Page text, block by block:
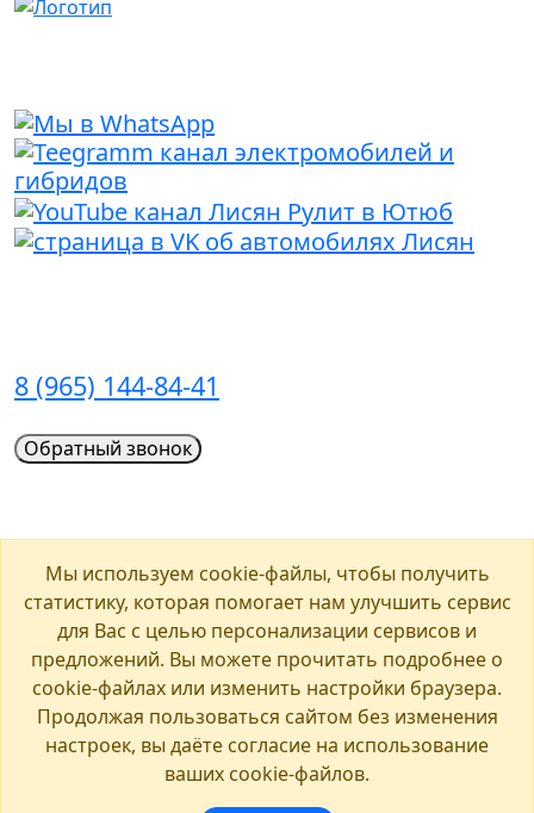
8 (965) 144-84-41
Обратный звонок
сайт носит исключительно информационный характер и ни
при каких условиях не является публичной офертой,
определяемой положением ч. 2 ст. 437 Гражданского
кодекса Российской Федерации. Для получения подробной
информации о стоимости автомобилей, пожалуйста,
обращайтесь к менеджеру по продажам. Все цены на сайте
указаны с учетом скидок. Предоставляя свои персональные
данные и используя настоящий веб-сайт, Вы соглашаетесь
с обработкой Ваших персональных данных и принимаете
Мы используем cookie-файлы, чтобы получить
статистику, которая помогает нам улучшить сервис
для Вас с целью персонализации сервисов и
предложений. Вы можете прочитать подробнее о
cookie-файлах или изменить настройки браузера.
Продолжая пользоваться сайтом без изменения
настроек, вы даёте согласие на использование
ваших cookie-файлов.